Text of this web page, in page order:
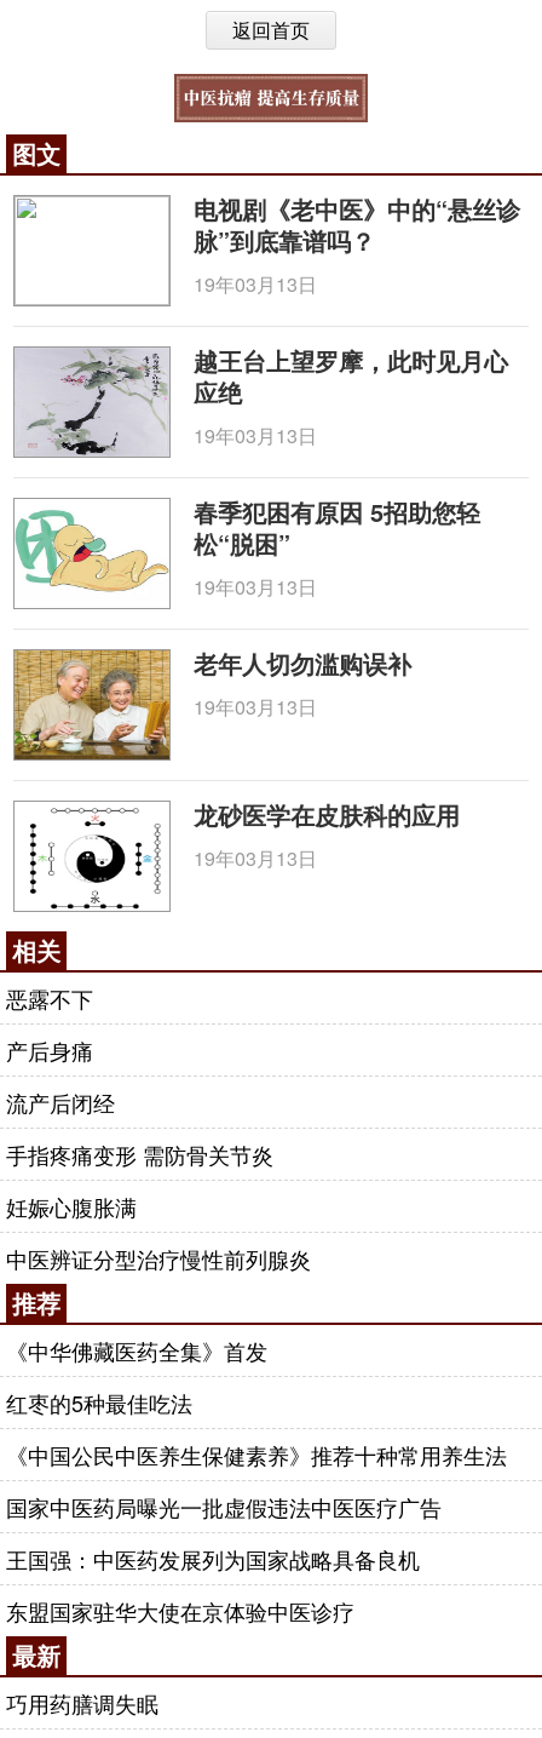
返回首页
图文
电视剧《老中医》中的“悬丝诊
脉”到底靠谱吗？
19年03月13日
越王台上望罗摩，此时见月心
应绝
19年03月13日
春季犯困有原因 5招助您轻
松“脱困”
19年03月13日
老年人切勿滥购误补
19年03月13日
龙砂医学在皮肤科的应用
19年03月13日
相关
恶露不下
产后身痛
流产后闭经
手指疼痛变形 需防骨关节炎
妊娠心腹胀满
中医辨证分型治疗慢性前列腺炎
推荐
《中华佛藏医药全集》首发
红枣的5种最佳吃法
《中国公民中医养生保健素养》推荐十种常用养生法
国家中医药局曝光一批虚假违法中医医疗广告
王国强：中医药发展列为国家战略具备良机
东盟国家驻华大使在京体验中医诊疗
最新
巧用药膳调失眠